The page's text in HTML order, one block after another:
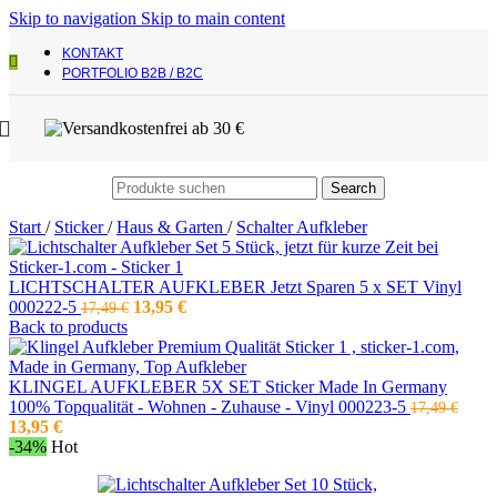
Skip to navigation Skip to main content
KONTAKT
PORTFOLIO B2B / B2C
Search
Start / Sticker/ Haus & Garten / Schalter Aufkleber
LICHTSCHALTER AUFKLEBER Jetzt Sparen 5 x SET Vinyl
000222-5 17,49€ Ursprünglicher
war:
17,49 €
13,95 €Aktueller
ist:
13,95 €.
Back to products
KLINGEL AUFKLEBER 5X SET Sticker Made In Germany
100% Topqualität - Wohnen - Zuhause - Vinyl 000223-5 17,49€
Ursprünglicher
Preis
13,95 €Aktueller
Preis
13,95 €.
-34% Hot